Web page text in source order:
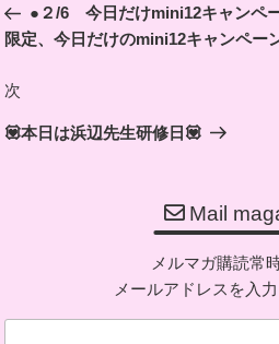
ナ
ビ
ゲ
シ
投
稿
●２/6 今日だけmini12キャンペ
限定、今日だけのmini12キャンペー
次
投
次
💟本日は浜辺先生研修日💟
Mail
メルマガ購読常
メールアドレスを入力